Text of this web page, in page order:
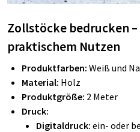
Zollstöcke bedrucken
praktischem Nutzen
Produktfarben: Weiß und
Material: Holz
Produktgröße: 2 Meter
Druck:
Digitaldruck: ein- oder